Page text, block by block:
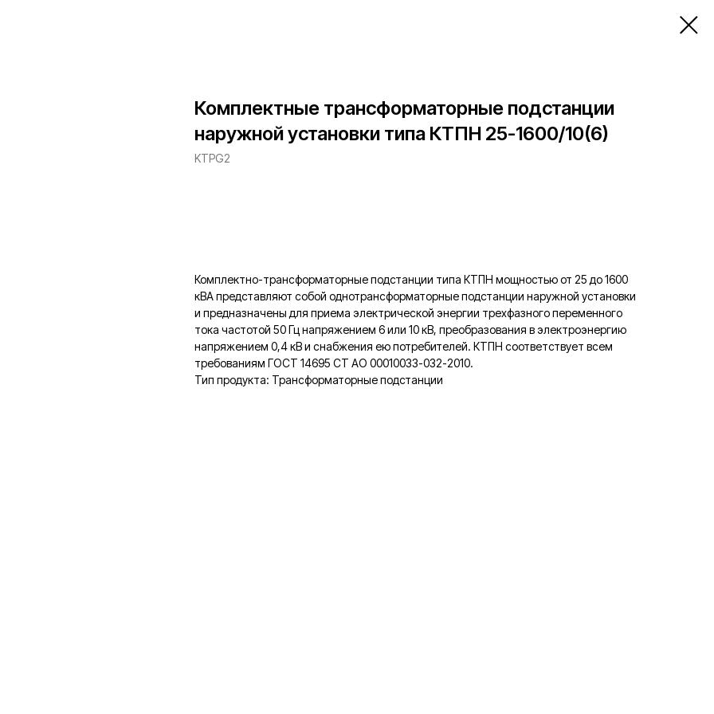
Комплектные трансформаторные подстанции
наружной установки типа КТПН 25-1600/10(6)
KTPG2
Комплектно-трансформаторные подстанции типа КТПН мощностью от 25 до 1600
кВА представляют собой однотрансформаторные подстанции наружной установки
и предназначены для приема электрической энергии трехфазного переменного
тока частотой 50 Гц напряжением 6 или 10 кВ, преобразования в электроэнергию
напряжением 0,4 кВ и снабжения ею потребителей. КТПН соответствует всем
требованиям ГОСТ 14695 СТ АО 00010033-032-2010.
Тип продукта: Трансформаторные подстанции